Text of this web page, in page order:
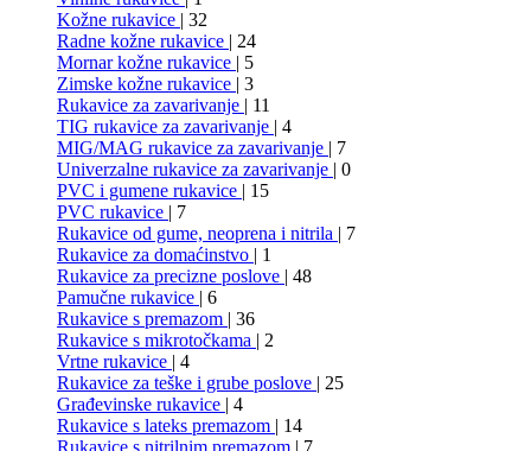
Kožne rukavice | 32
Radne kožne rukavice | 24
Mornar kožne rukavice | 5
Zimske kožne rukavice | 3
Rukavice za zavarivanje | 11
TIG rukavice za zavarivanje | 4
MIG/MAG rukavice za zavarivanje | 7
Univerzalne rukavice za zavarivanje | 0
PVC i gumene rukavice | 15
PVC rukavice | 7
Rukavice od gume, neoprena i nitrila | 7
Rukavice za domaćinstvo | 1
Rukavice za precizne poslove | 48
Pamučne rukavice | 6
Rukavice s premazom | 36
Rukavice s mikrotočkama | 2
Vrtne rukavice | 4
Rukavice za teške i grube poslove | 25
Građevinske rukavice | 4
Rukavice s lateks premazom | 14
Rukavice s nitrilnim premazom | 7